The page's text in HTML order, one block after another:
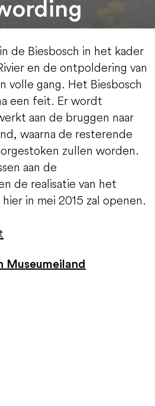
de Biesbosch in het kader
en de ontpoldering van
volle gang. Het Biesbosch
een feit. Er wordt
aan de bruggen naar
waarna de resterende
zullen worden.
aan de
de realisatie van het
in mei 2015 zal openen.
Museumeiland